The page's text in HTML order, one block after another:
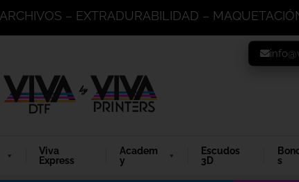
– EXTRADURABILIDAD –
Viva
Express
Academ
y
Escudos
3D
s